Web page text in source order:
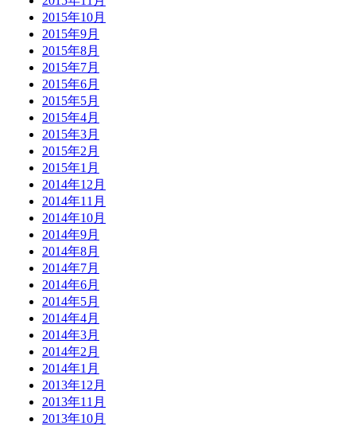
2015年10月
2015年9月
2015年8月
2015年7月
2015年6月
2015年5月
2015年4月
2015年3月
2015年2月
2015年1月
2014年12月
2014年11月
2014年10月
2014年9月
2014年8月
2014年7月
2014年6月
2014年5月
2014年4月
2014年3月
2014年2月
2014年1月
2013年12月
2013年11月
2013年10月